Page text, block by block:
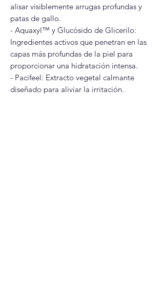
alisar visiblemente arrugas profundas y
patas de gallo.
- Aquaxyl™ y Glucósido de Glicerilo:
Ingredientes activos que penetran en las
capas más profundas de la piel para
proporcionar una hidratación intensa.
- Pacifeel: Extracto vegetal calmante
diseñado para aliviar la irritación.